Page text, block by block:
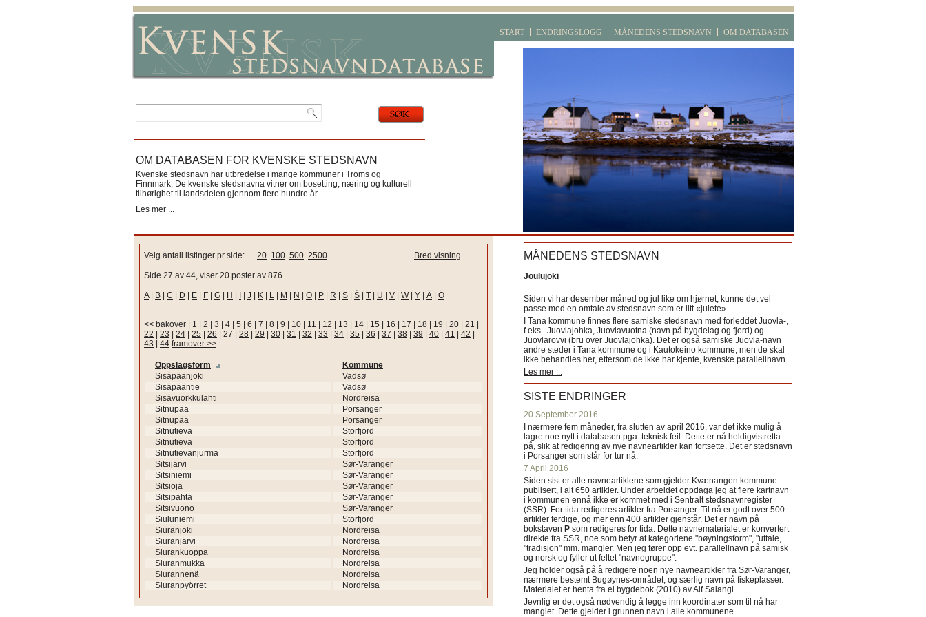
OM DATABASEN FOR KVENSKE STEDSNAVN
Kvenske stedsnavn har utbredelse i mange kommuner i Troms og
Finnmark. De kvenske stedsnavna vitner om bosetting, næring og kulturell
tilhørighet til landsdelen gjennom flere hundre år.
Les mer ...
START ENDRINGSLOGG MÅNEDENS STEDSNAVN OM DATABASEN
Bred visning
Velg antall listinger pr side: 20 100 500 2500
Side 27 av 44, viser 20 poster av 876
A| B C D E F G H J K L M N O P R S Š T U V W| Y Ä Ö
<< bakover 1 2 3 4 5 6 7 8 9 10 11 12 13 14 15 16 17 18 19 20 21
22
23 24 25 26 27 28 29 30 31 32 33 34 35 36 37 38 39 40 41 42
43
44 framover >>
Oppslagsform
Kommune
Sisäpäänjoki
Vadsø
Sisäpääntie
Vadsø
Sisävuorkkulahti
Nordreisa
Sitnupää
Porsanger
Sitnupää
Porsanger
Sitnutieva
Storfjord
Sitnutieva
Storfjord
Sitnutievanjurma
Storfjord
Sitsijärvi
Sør-Varanger
Sitsiniemi
Sør-Varanger
Sitsioja
Sør-Varanger
Sitsipahta
Sør-Varanger
Sitsivuono
Sør-Varanger
Siuluniemi
Storfjord
Siuranjoki
Nordreisa
Siuranjärvi
Nordreisa
Siurankuoppa
Nordreisa
Siuranmukka
Nordreisa
Siurannenä
Nordreisa
Siuranpyörret
Nordreisa
MÅNEDENS STEDSNAVN
Joulujoki
Siden vi har desember måned og jul like om hjørnet, kunne det vel
passe med en omtale av stedsnavn som er litt «julete».
I Tana kommune finnes flere samiske stedsnavn med forleddet Juovla-,
f.eks. Juovlajohka, Juovlavuotna (navn på bygdelag og fjord) og
Juovlarovvi (bru over Juovlajohka). Det er også samiske Juovla-navn
andre steder i Tana kommune og i Kautokeino kommune, men de skal
ikke behandles her, ettersom de ikke har kjente, kvenske parallellnavn.
Les mer ...
SISTE ENDRINGER
20 September 2016
I nærmere fem måneder, fra slutten av april 2016, var det ikke mulig å
lagre noe nytt i databasen pga. teknisk feil. Dette er nå heldigvis retta
på, slik at redigering av nye navneartikler kan fortsette. Det er stedsnavn
i Porsanger som står for tur nå.
7 April 2016
Siden sist er alle navneartiklene som gjelder Kvænangen kommune
publisert, i alt 650 artikler. Under arbeidet oppdaga jeg at flere kartnavn
i kommunen ennå ikke er kommet med i Sentralt stedsnavnregister
(SSR). For tida redigeres artikler fra Porsanger. Til nå er godt over 500
artikler ferdige, og mer enn 400 artikler gjenstår. Det er navn på
bokstaven P som redigeres for tida. Dette navnematerialet er konvertert
direkte fra SSR, noe som betyr at kategoriene "bøyningsform", "uttale,
"tradisjon" mm. mangler. Men jeg fører opp evt. parallellnavn på samisk
og norsk og fyller ut feltet "navnegruppe".
Jeg holder også på å redigere noen nye navneartikler fra Sør-Varanger,
nærmere bestemt Bugøynes-området, og særlig navn på fiskeplasser.
Materialet er henta fra ei bygdebok (2010) av Alf Salangi.
Jevnlig er det også nødvendig å legge inn koordinater som til nå har
manglet. Dette gjelder i grunnen navn i alle kommunene.